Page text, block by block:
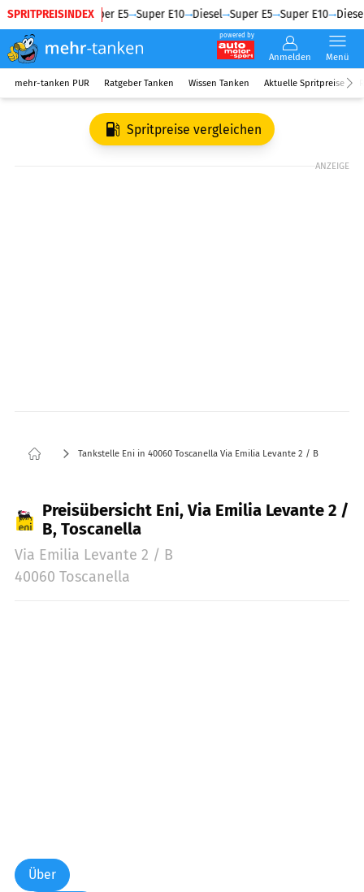
SPRITPREISINDEX
Diesel Super E5 Super E10 Diesel Super E5 Super E10 Diesel
powered by
Anmelden Menü
mehr-tanken PUR Ratgeber Tanken Wissen Tanken Aktuelle Spritpreise
Spritpreise vergleichen
ANZEIGE
Tankstelle Eni in 40060 Toscanella Via Emilia Levante 2 / B
Preisübersicht Eni, Via Emilia Levante 2 /
B, Toscanella
Via Emilia Levante 2 / B
40060 Toscanella
Über